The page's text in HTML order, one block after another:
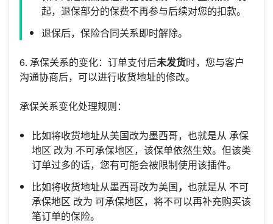
起，退保部分的保费不再参与后续对您的扣款。
退保后，保险合同关系即时解除。
6. 承保关系的变化：订单支付后未发货时，您与客户
沟通协商后，可以进行收货地址的修改。
承保关系变化处理规则：
比如将收货地址从美国改为墨西哥，也就是从 承保
地区 改为 不可承保地区，该保单依然生效。但该类
订单过多的话，您有可能会被限制使用该插件。
比如将收货地址从墨西哥改为美国， 也就是从 不可
承保地区 改为 可承保地区，将不可以再补充购买该
笔订单的保险。